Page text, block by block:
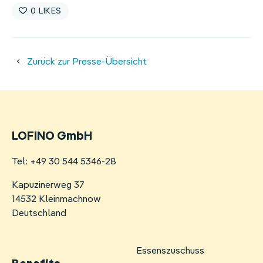
0
Zurück zur Presse-Übersicht
LOFINO GmbH
Tel: +49 30 544 5346-28
Kapuzinerweg 37
14532 Kleinmachnow
Deutschland
Essenszuschuss